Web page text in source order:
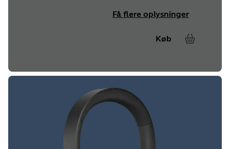
Få flere oplysninger
Køb